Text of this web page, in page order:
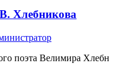
Хлебникова
поэта Велимира Хлебн